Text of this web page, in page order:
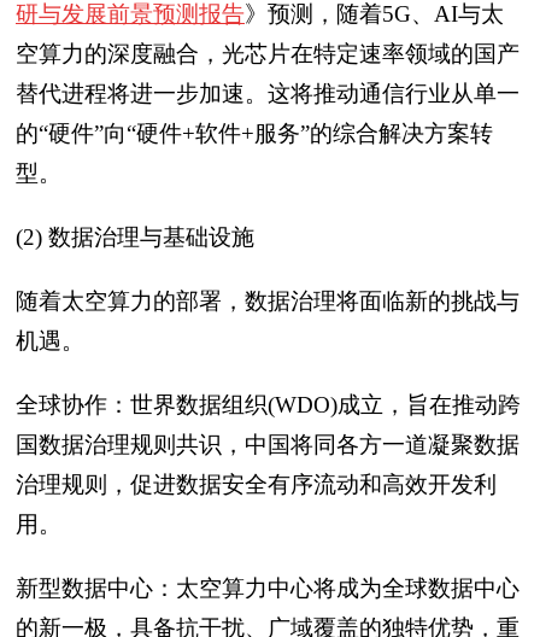
研与发展前景预测报告》预测，随着5G、AI与太
空算力的深度融合，光芯片在特定速率领域的国产
替代进程将进一步加速。这将推动通信行业从单一
的“硬件”向“硬件+软件+服务”的综合解决方案转
型。
(2) 数据治理与基础设施
随着太空算力的部署，数据治理将面临新的挑战与
机遇。
全球协作：世界数据组织(WDO)成立，旨在推动跨
国数据治理规则共识，中国将同各方一道凝聚数据
治理规则，促进数据安全有序流动和高效开发利
用。
新型数据中心：太空算力中心将成为全球数据中心
的新一极，具备抗干扰、广域覆盖的独特优势，重